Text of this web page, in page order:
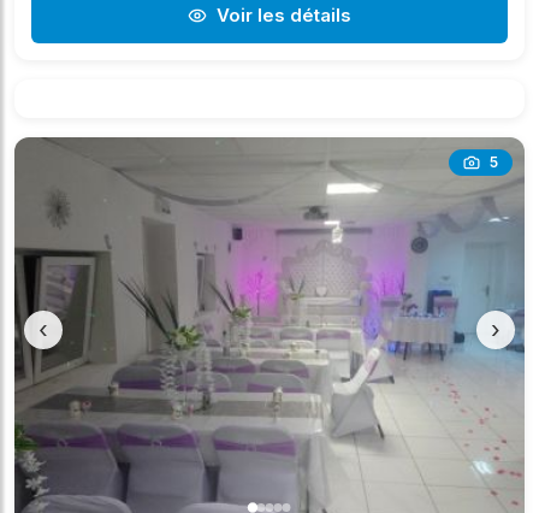
Voir les détails
5
‹ ›